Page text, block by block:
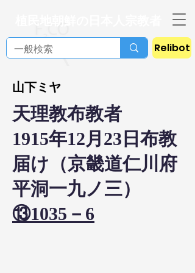
Relibot
山下ミヤ
天理教布教者
1915年12月23日布教
届け（京畿道仁川府
平洞一九ノ三）
⑬1035－6